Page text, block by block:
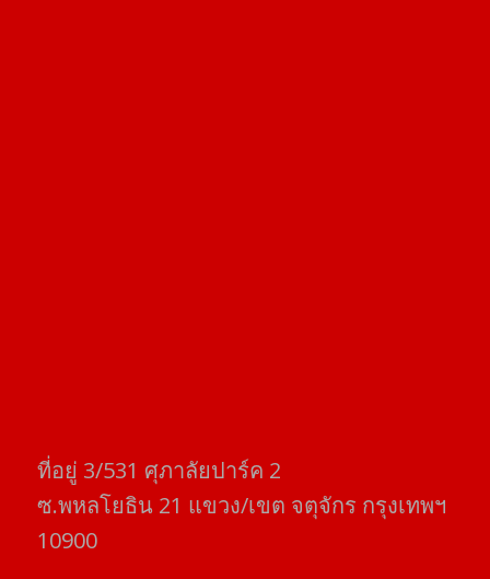
ที่อยู่​ 3/531​ ศุภาลัยปาร์ค​ 2
ซ.พหลโยธิน​ 21​ แขวง/เขต​ จตุจักร​ กรุงเทพฯ
10900